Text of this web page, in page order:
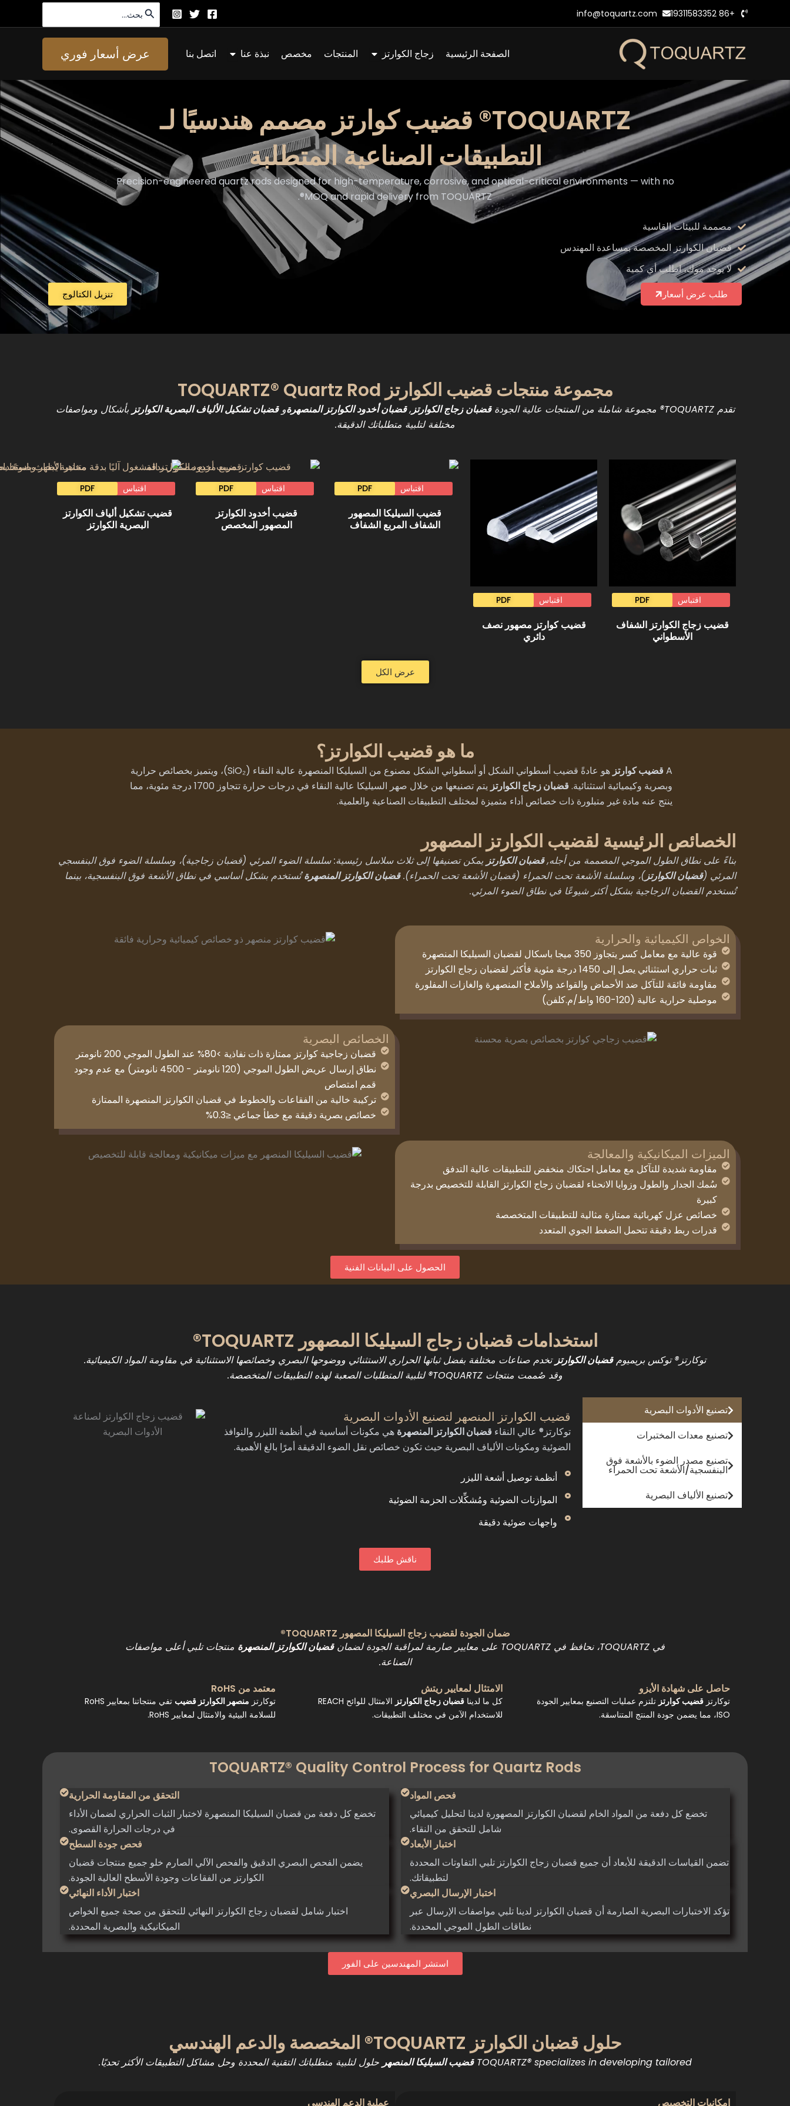
+86 19311583352
info@toquartz.com
البحث
عن:
الصفحة الرئيسية زجاج الكوارتز افتح Quartz Glass المنتجات مخصص نبذة عنا افتح About Us اتصل بنا عرض أسعار فوري
TOQUARTZ® قضيب كوارتز مصمم هندسيًا لـ
التطبيقات الصناعية المتطلبة
Precision-engineered quartz rods designed for high-temperature, corrosive, and optical-critical environments — with no
MOQ and rapid delivery from TOQUARTZ®.
مصممة للبيئات القاسية
قضبان الكوارتز المخصصة بمساعدة المهندس
لا يوجد موك، اطلب أي كمية
طلب عرض أسعار تنزيل الكتالوج
مجموعة منتجات قضيب الكوارتز TOQUARTZ® Quartz Rod
تقدم TOQUARTZ® مجموعة شاملة من المنتجات عالية الجودة قضبان زجاج الكوارتز ,قضبان أخدود الكوارتز المنصهرةوقضبان تشكيل الألياف البصرية الكوارتز بأشكال ومواصفات
مختلفة لتلبية متطلباتك الدقيقة.
اقتباس PDF
قضيب زجاج الكوارتز الشفاف
الأسطواني
اقتباس PDF
قضيب كوارتز مصهور نصف
دائري
اقتباس PDF
قضيب السيليكا المصهور
الشفاف المربع الشفاف
اقتباس PDF
قضيب أخدود الكوارتز
المصهور المخصص
اقتباس PDF
قضيب تشكيل ألياف الكوارتز
البصرية الكوارتز
عرض الكل
ما هو قضيب الكوارتز؟
A قضيب كوارتز
هو عادةً قضيب أسطواني الشكل أو أسطواني الشكل مصنوع من السيليكا المنصهرة عالية النقاء (SiO₂)، ويتميز بخصائص حرارية
وبصرية وكيميائية استثنائية. قضبان زجاج الكوارتز
يتم تصنيعها من خلال صهر السيليكا عالية النقاء في درجات حرارة تتجاوز 1700 درجة مئوية، مما
ينتج عنه مادة غير متبلورة ذات خصائص أداء متميزة لمختلف التطبيقات الصناعية والعلمية.
الخصائص الرئيسية لقضيب الكوارتز المصهور
بناءً على نطاق الطول الموجي المصممة من أجله,قضبان الكوارتز يمكن تصنيفها إلى ثلاث سلاسل رئيسية: سلسلة الضوء المرئي (قضبان زجاجية)، وسلسلة الضوء فوق البنفسجي
المرئي (قضبان الكوارتز )، وسلسلة الأشعة تحت الحمراء (قضبان الأشعة تحت الحمراء).قضبان الكوارتز المنصهرةتُستخدم بشكل أساسي في نطاق الأشعة فوق البنفسجية، بينما
تُستخدم القضبان الزجاجية بشكل أكثر شيوعًا في نطاق الضوء المرئي.
الخواص الكيميائية والحرارية
قوة عالية مع معامل كسر يتجاوز 350 ميجا باسكال لقضبان السيليكا المنصهرة
ثبات حراري استثنائي يصل إلى 1450 درجة مئوية فأكثر لقضبان زجاج الكوارتز
مقاومة فائقة للتآكل ضد الأحماض والقواعد والأملاح المنصهرة والغازات المفلورة
موصلية حرارية عالية (120-160 واط/م.كلفن)
الخصائص البصرية
قضبان زجاجية كوارتز ممتازة ذات نفاذية >80% عند الطول الموجي 200 نانومتر
نطاق إرسال عريض الطول الموجي (120 نانومتر - 4500 نانومتر) مع عدم وجود
قمم امتصاص
تركيبة خالية من الفقاعات والخطوط في قضبان الكوارتز المنصهرة الممتازة
خصائص بصرية دقيقة مع خطأ جماعي ≤0.3%
الميزات الميكانيكية والمعالجة
مقاومة شديدة للتآكل مع معامل احتكاك منخفض للتطبيقات عالية التدفق
سُمك الجدار والطول وزوايا الانحناء لقضبان زجاج الكوارتز القابلة للتخصيص بدرجة
كبيرة
خصائص عزل كهربائية ممتازة مثالية للتطبيقات المتخصصة
قدرات ربط دقيقة تتحمل الضغط الجوي المتعدد
الحصول على البيانات الفنية
استخدامات قضبان زجاج السيليكا المصهور TOQUARTZ®
توكارتز® توكس بريميومقضبان الكوارتز تخدم صناعات مختلفة بفضل ثباتها الحراري الاستثنائي ووضوحها البصري وخصائصها الاستثنائية في مقاومة المواد الكيميائية.
وقد صُممت منتجات TOQUARTZ® لتلبية المتطلبات الصعبة لهذه التطبيقات المتخصصة.
تصنيع الأدوات البصرية
تصنيع معدات المختبرات
تصنيع مصدر الضوء بالأشعة فوق
البنفسجية/الأشعة تحت الحمراء
تصنيع الألياف البصرية
قضيب الكوارتز المنصهر لتصنيع الأدوات البصرية
توكارتز® عالي النقاء قضبان الكوارتز المنصهرة هي مكونات أساسية في أنظمة الليزر والنوافذ
الضوئية ومكونات الألياف البصرية حيث تكون خصائص نقل الضوء الدقيقة أمرًا بالغ الأهمية.
أنظمة توصيل أشعة الليزر
الموازنات الضوئية ومُشكِّلات الحزمة الضوئية
واجهات ضوئية دقيقة
ناقش طلبك
ضمان الجودة لقضيب زجاج السيليكا المصهور TOQUARTZ®
في TOQUARTZ، نحافظ في TOQUARTZ على معايير صارمة لمراقبة الجودة لضمان
قضبان الكوارتز المنصهرة منتجات تلبي أعلى مواصفات
الصناعة.
حاصل على شهادة الأيزو
توكارتز قضيب كوارتز تلتزم عمليات التصنيع بمعايير الجودة
ISO، مما يضمن جودة المنتج المتناسقة.
الامتثال لمعايير ريتش
كل ما لدينا قضبان زجاج الكوارتز
الامتثال للوائح REACH
للاستخدام الآمن في مختلف التطبيقات.
معتمد من RoHS
توكارتز منصهرالكوارتز قضيب
تفي منتجاتنا بمعايير RoHS
للسلامة البيئية والامتثال لمعايير RoHS.
TOQUARTZ® Quality Control Process for Quartz Rods
فحص المواد
تخضع كل دفعة من المواد الخام لقضبان الكوارتز المصهورة لدينا لتحليل كيميائي
شامل للتحقق من النقاء.
اختبار الأبعاد
تضمن القياسات الدقيقة للأبعاد أن جميع قضبان زجاج الكوارتز تلبي التفاوتات المحددة
لتطبيقاتك.
اختبار الإرسال البصري
تؤكد الاختبارات البصرية الصارمة أن قضبان الكوارتز لدينا تلبي مواصفات الإرسال عبر
نطاقات الطول الموجي المحددة.
التحقق من المقاومة الحرارية
تخضع كل دفعة من قضبان السيليكا المنصهرة لاختبار الثبات الحراري لضمان الأداء
في درجات الحرارة القصوى.
فحص جودة السطح
يضمن الفحص البصري الدقيق والفحص الآلي الصارم خلو جميع منتجات قضبان
الكوارتز من الفقاعات وجودة الأسطح العالية الجودة.
اختبار الأداء النهائي
اختبار شامل لقضبان زجاج الكوارتز النهائي للتحقق من صحة جميع الخواص
الميكانيكية والبصرية المحددة.
استشر المهندسين على الفور
حلول قضبان الكوارتز TOQUARTZ® المخصصة والدعم الهندسي
TOQUARTZ® specializes in developing tailored قضيب السيليكا المنصهر حلول لتلبية متطلباتك التقنية المحددة وحل مشاكل التطبيقات الأكثر تحديًا.
إمكانيات التخصيص عملية الدعم الهندسي